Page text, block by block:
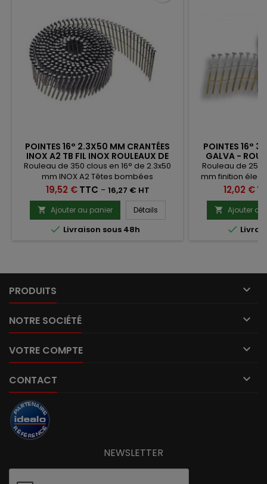
POINTES 16° 2.3X50 MM CRANTÉES
INOX A2 TB FIL INOX ROULEAUX DE
350 CLOUS
Rouleau de 350 clous en 16° de 2.3x50
mm INOX A2 Têtes bombées
crantées. Rouleaux plats liaison fil inox
pour bardage
Prix
19,52 € TTC - 16,27 € HT
 Ajouter au panier Détails
 Livraison sous 48h
POINTES 16°
GALVA -
Rouleau de 250
mm finition
rouleaux
Prix
12,02 €
 Ajouter au

PRODUITS 
NOTRE SOCIÉTÉ 
VOTRE COMPTE 
CONTACT 
NEWSLETTER